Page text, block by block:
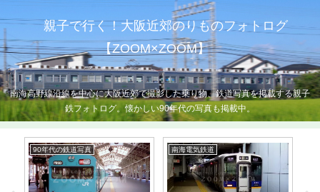
親子で行く！大阪近郊のりものフォトログ
【ZOOM×ZOOM】
南海高野線沿線を中心に大阪近郊で撮影した乗り物、鉄道写真を掲載する親子
鉄フォトログ。懐かしい90年代の写真も掲載中。
南海電気鉄道 90年代の鉄道写真